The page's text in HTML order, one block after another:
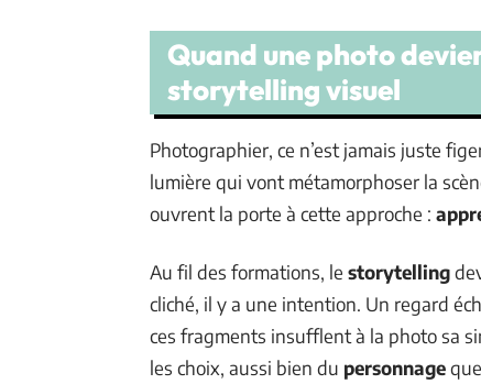
Quand une photo
storytelling visuel
Photographier, ce n’est jamais juste
lumière qui vont métamorphoser la
ouvrent la porte à cette approche :
Au fil des formations, le storytelling
cliché, il y a une intention. Un regard
ces fragments insufflent à la photo sa
les choix, aussi bien du personnage